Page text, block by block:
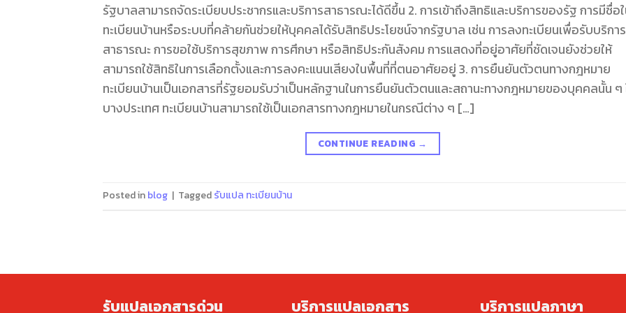
รัฐบาลสามารถจัดระเบียบประชากรและบริการสาธารณะได้ดีขึ้น 2. การเข้าถึงสิทธิและบริการของรัฐ การมีชื่อ
ทะเบียนบ้านหรือระบบที่คล้ายกันช่วยให้บุคคลได้รับสิทธิประโยชน์จากรัฐบาล เช่น การลงทะเบียนเพื่อรับบริการ
สาธารณะ การขอใช้บริการสุขภาพ การศึกษา หรือสิทธิประกันสังคม การแสดงที่อยู่อาศัยที่ชัดเจนยังช่วยให้
สามารถใช้สิทธิในการเลือกตั้งและการลงคะแนนเสียงในพื้นที่ที่ตนอาศัยอยู่ 3. การยืนยันตัวตนทางกฎหมาย
ทะเบียนบ้านเป็นเอกสารที่รัฐยอมรับว่าเป็นหลักฐานในการยืนยันตัวตนและสถานะทางกฎหมายของบุคคลนั้น ๆ
บางประเทศ ทะเบียนบ้านสามารถใช้เป็นเอกสารทางกฎหมายในกรณีต่าง ๆ […]
CONTINUE READING →
Posted inblog | Taggedรับแปล ทะเบียนบ้าน
รับแปลเอกสารด่วน บริการแปลเอกสาร บริการแปลภาษา